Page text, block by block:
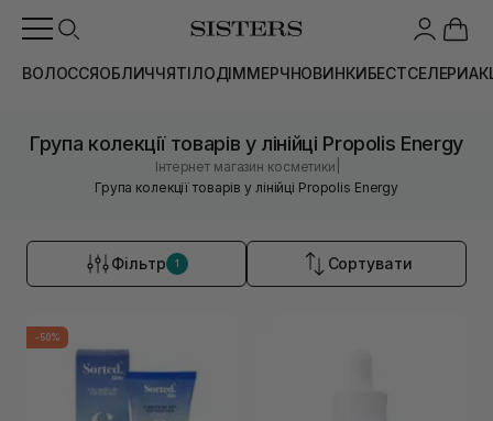
ВОЛОССЯОБЛИЧЧЯТІЛОДІММЕРЧНОВИНКИБЕСТСЕЛЕРИ
Група колекції товарів у лінійці Propolis Energy
Інтернет магазин косметики
Група колекції товарів у лінійці Propolis Energy
Фільтр 1 Сортувати
-50%